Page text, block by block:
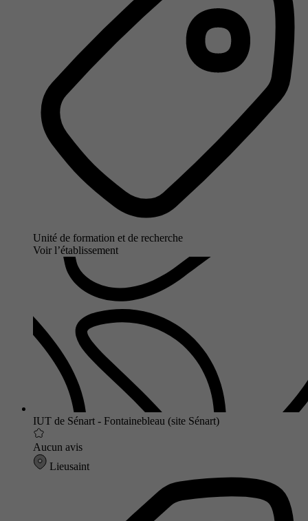
Unité de formation et de recherche
Voir l’établissement
IUT de Sénart - Fontainebleau (site Sénart)
Aucun avis
Lieusaint